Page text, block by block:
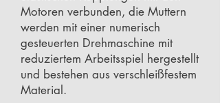
Motoren verbunden, die Muttern
werden mit einer numerisch
gesteuerten Drehmaschine mit
reduziertem Arbeitsspiel hergestellt
und bestehen aus verschleißfestem
Material.